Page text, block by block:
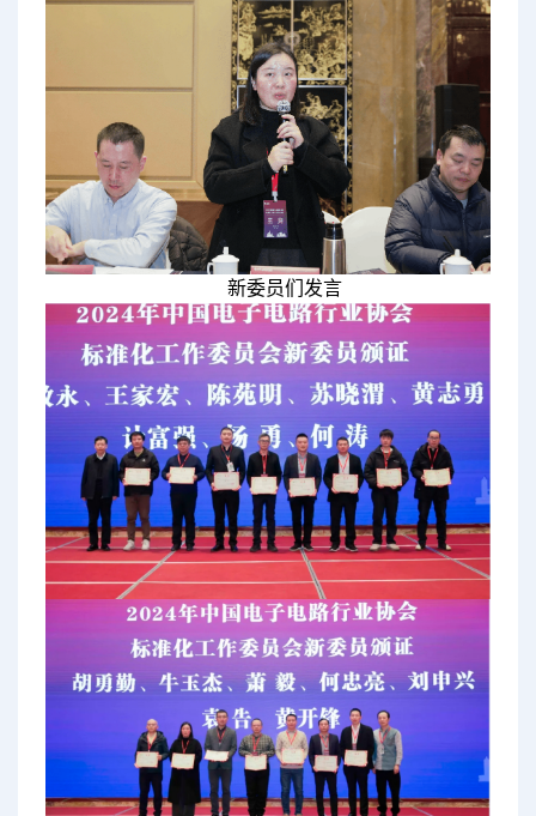
新委员们发言